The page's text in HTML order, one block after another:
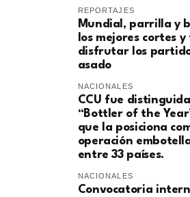
REPORTAJES
Mundial, parrilla y
los mejores cortes
disfrutar los
asado
NACIONALES
CCU fue
“Bottler of the
que la posiciona
operación
entre 33 países.
NACIONALES
Convocatoria